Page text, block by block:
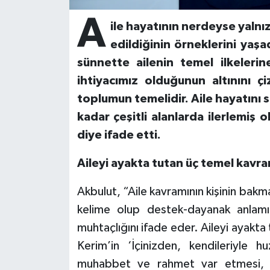
A ile hayatının nerdeyse
edildiğinin örneklerini
sünnette ailenin temel
ihtiyacımız olduğunun
toplumun temelidir. Aile
kadar çeşitli alanlarda ilerlemiş
diye ifade etti.
Aileyi ayakta tutan üç temel
Akbulut, “Aile kavramının kişinin
kelime olup destek-dayanak
muhtaçlığını ifade eder. Aileyi
Kerim’in ‘İçinizden, kendileriyle
muhabbet ve rahmet var etmesi,
Bitlis Müftülüğü
Bolu Müftülüğü
Burdur Müftülüğü
Bursa Müftülüğü
Çorum Müftülüğü
Denizli Müftülüğü
Makaleler
Duyurular
Biyografiler
Diyanet TV